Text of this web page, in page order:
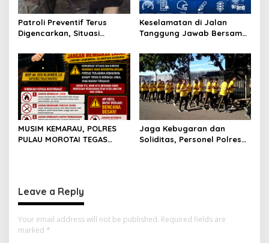
Patroli Preventif Terus
Digencarkan, Situasi
Morotai Tetap Aman dan
Kondusif
Keselamatan di Jalan
Tanggung Jawab Bersama,
Edukasi Cegah Kecelakaan
Lalu Lintas
MUSIM KEMARAU, POLRES
PULAU MOROTAI TEGAS
Jaga Kebugaran dan
Soliditas, Personel Polres
Leave a Reply
Your email address will not be published. Required fields are
marked *